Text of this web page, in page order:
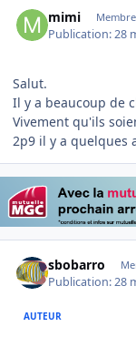
mimi
Publication:28
Salut.
Il y a beaucoup de
Vivement qu'ils
2p9 il y a quelques
sbobarro
Publication:28
AUTEUR